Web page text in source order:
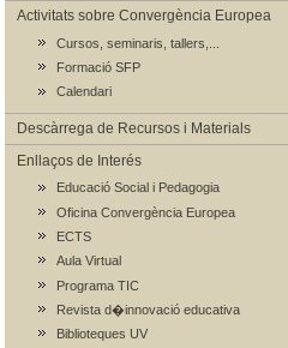
Activitats sobre Convergència Europea
Cursos, seminaris, tallers,...
Formació SFP
Calendari
Descàrrega de Recursos i Materials
Enllaços de Interés
Educació Social i Pedagogia
Oficina Convergència Europea
ECTS
Aula Virtual
Programa TIC
Revista d�innovació educativa
Biblioteques UV